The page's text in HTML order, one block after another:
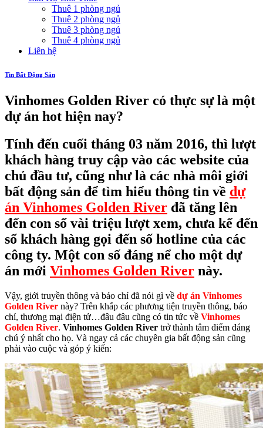
Thuê 1 phòng ngủ
Thuê 2 phòng ngủ
Thuê 3 phòng ngủ
Thuê 4 phòng ngủ
Liên hệ
Tin Bất Động Sản
Vinhomes Golden River có thực sự là một
dự án hot hiện nay?
Tính đến cuối tháng 03 năm 2016, thì lượt
khách hàng truy cập vào các website của
chủ đầu tư, cũng như là các nhà môi giới
bất động sản để tìm hiểu thông tin về dự
án Vinhomes Golden River đã tăng lên
đến con số vài triệu lượt xem, chưa kể đến
số khách hàng gọi đến số hotline của các
công ty. Một con số đáng nể cho một dự
án mới Vinhomes Golden River này.
Vậy, giới truyền thông và báo chí đã nói gì về dự án Vinhomes
Golden River này? Trên khắp các phương tiện truyền thông, báo
chí, thương mại điện tử…đâu đâu cũng có tin tức về Vinhomes
Golden River. Vinhomes Golden River trở thành tâm điểm đáng
chú ý nhất cho họ. Và ngay cả các chuyên gia bất động sản cũng
phải vào cuộc và góp ý kiến: